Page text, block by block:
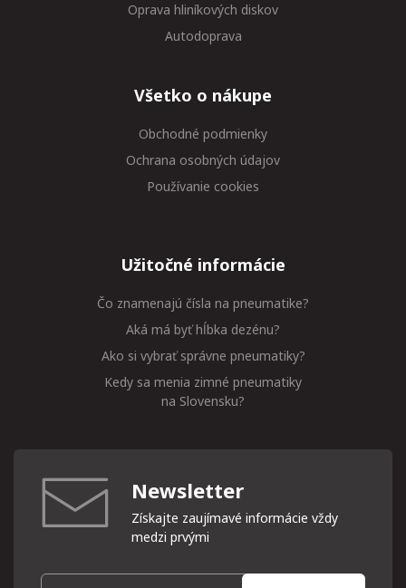
Oprava hliníkových diskov
Autodoprava
Všetko o nákupe
Obchodné podmienky
Ochrana osobných údajov
Používanie cookies
Užitočné informácie
Čo znamenajú čísla na pneumatike?
Aká má byť hĺbka dezénu?
Ako si vybrať správne pneumatiky?
Kedy sa menia zimné pneumatiky
na Slovensku?
Newsletter
Získajte zaujímavé informácie vždy
medzi prvými